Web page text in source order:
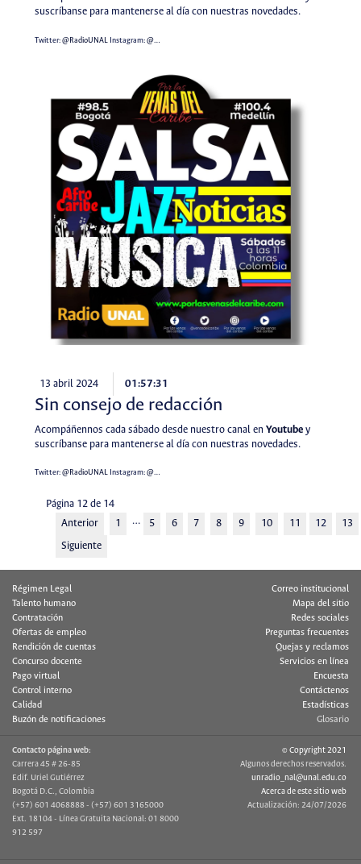
suscríbanse para mantenerse al día con nuestras novedades.
Twitter:@RadioUNALInstagram:@…
13 abril 2024 01:57:31
Sin consejo de redacción
Acompáñennos cada sábado desde nuestro canal en Youtubey
suscríbanse para mantenerse al día con nuestras novedades.
Twitter:@RadioUNALInstagram:@…
Página 12 de 14
Anterior
1 … 5 6 7 8 9 10 11 12
13
Siguiente
Régimen Legal
Talento humano
Contratación
Ofertas de empleo
Rendición de cuentas
Concurso docente
Pago virtual
Control interno
Calidad
Buzón de notificaciones
Correo institucional
Mapa del sitio
Redes sociales
Preguntas frecuentes
Quejas y reclamos
Servicios en línea
Encuesta
Contáctenos
Estadísticas
Glosario
Contacto página web:
Carrera 45 # 26-85
Edif. Uriel Gutiérrez
Bogotá D.C., Colombia
(+57) 601 4068888 - (+57) 601 3165000
Ext. 18104 - Línea Gratuita Nacional: 01 8000
912 597
© Copyright 2021
Algunos derechos reservados.
unradio_nal@unal.edu.co
Acerca de este sitio web
Actualización: 24/07/2026